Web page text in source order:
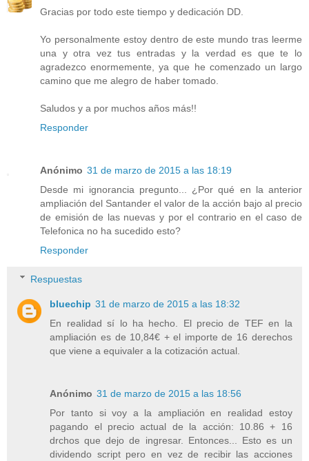
Gracias por todo este tiempo y dedicación DD.
Yo personalmente estoy dentro de este mundo tras leerme
una y otra vez tus entradas y la verdad es que te lo
agradezco enormemente, ya que he comenzado un largo
camino que me alegro de haber tomado.
Saludos y a por muchos años más!!
Responder
Anónimo 31 de marzo de 2015 a las 18:19
Desde mi ignorancia pregunto... ¿Por qué en la anterior
ampliación del Santander el valor de la acción bajo al precio
de emisión de las nuevas y por el contrario en el caso de
Telefonica no ha sucedido esto?
Responder
Respuestas
bluechip 31 de marzo de 2015 a las 18:32
En realidad sí lo ha hecho. El precio de TEF en la
ampliación es de 10,84€ + el importe de 16 derechos
que viene a equivaler a la cotización actual.
Anónimo 31 de marzo de 2015 a las 18:56
Por tanto si voy a la ampliación en realidad estoy
pagando el precio actual de la acción: 10.86 + 16
drchos que dejo de ingresar. Entonces... Esto es un
dividendo script pero en vez de recibir las acciones